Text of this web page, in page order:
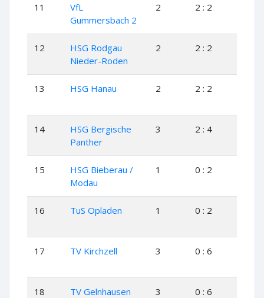
11
VfL
Gummersbach 2
2 2 : 2
12
HSG Rodgau
Nieder-Roden
2 2 : 2
13 HSG Hanau 2 2 : 2
14
HSG Bergische
Panther
3 2 : 4
15
HSG Bieberau /
Modau
1 0 : 2
16 TuS Opladen 1 0 : 2
17 TV Kirchzell 3 0 : 6
18 TV Gelnhausen 3 0 : 6